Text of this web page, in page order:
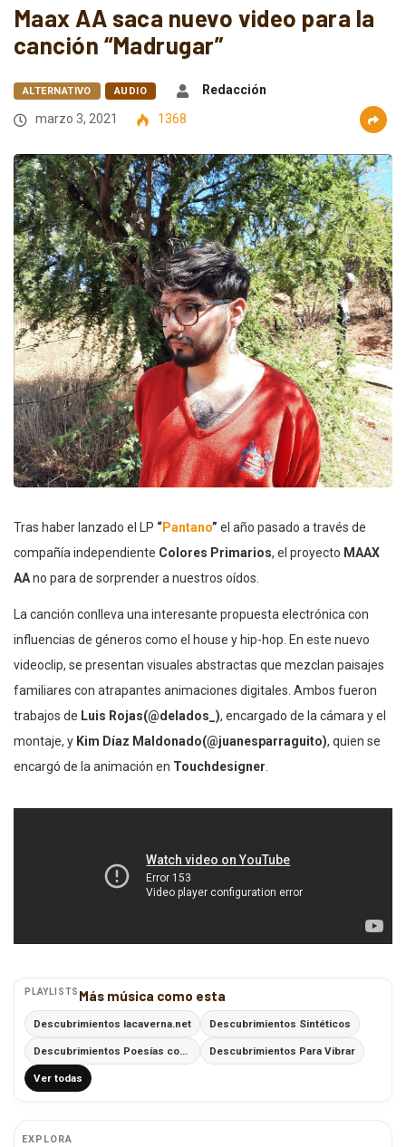
Maax AA saca nuevo video para la
canción “Madrugar”
ALTERNATIVO AUDIO
Redacción
marzo 3, 2021
1368
Tras haber lanzado el LP “Pantano” el año pasado a través de
compañía independiente Colores Primarios, el proyecto MAAX
AAno para de sorprender a nuestros oídos.
La canción conlleva una interesante propuesta electrónica con
influencias de géneros como el house y hip-hop. En este nuevo
videoclip, se presentan visuales abstractas que mezclan paisajes
familiares con atrapantes animaciones digitales. Ambos fueron
trabajos de Luis Rojas(@delados_), encargado de la cámara y el
montaje, y Kim Díaz Maldonado(@juanesparraguito), quien se
encargó de la animación en Touchdesigner
PLAYLISTS Más música como esta
Descubrimientos lacaverna.net Descubrimientos Sintéticos
Descubrimientos Para Vibrar
Ver todas
EXPLORA